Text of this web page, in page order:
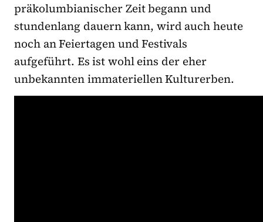
präkolumbianischer Zeit begann und
stundenlang dauern kann, wird auch heute
noch an Feiertagen und Festivals
aufgeführt. Es ist wohl eins der eher
unbekannten immateriellen Kulturerben.